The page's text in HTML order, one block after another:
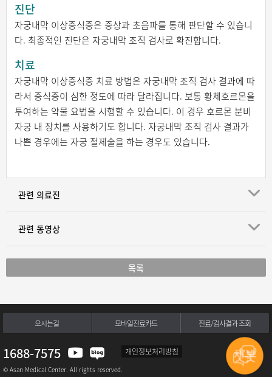
진단
자궁내막 이상증식증은 증상과 초음파를 통해 판단할 수 있습니
다. 최종적인 진단은 자궁내막 조직 검사로 확진합니다.
치료
자궁내막 이상증식증 치료 방법은 자궁내막 조직 검사 결과에 따
라서 증식증이 심한 정도에 따라 달라집니다. 보통 황체호르몬을
투여하는 약물 요법을 시행할 수 있습니다. 이 경우 호르몬 분비
자궁 내 장치를 사용하기도 합니다. 자궁내막 조직 검사 결과가
나쁜 경우에는 자궁 절제술을 하는 경우도 있습니다.
관련 의료진
관련 동영상
목록
오시는길 모바일진료카드 진료/검사결과 조회
1688-7575 개인정보처리방침
© Asan Medical Center. All rights reserved.